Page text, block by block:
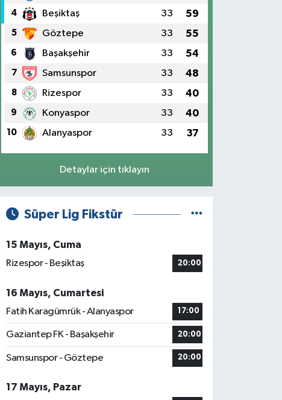
4 Beşiktaş 33 59
5 Göztepe 33 55
6 Başakşehir 33 54
7 Samsunspor 33 48
8 Rizespor 33 40
9 Konyaspor 33 40
10 Alanyaspor 33 37
Detaylar için tıklayın
Süper Lig Fikstür
15 Mayıs, Cuma
Rizespor - Beşiktaş
20:00
16 Mayıs, Cumartesi
Fatih Karagümrük - Alanyaspor
17:00
Gaziantep FK - Başakşehir 20:00
Samsunspor - Göztepe 20:00
17 Mayıs, Pazar